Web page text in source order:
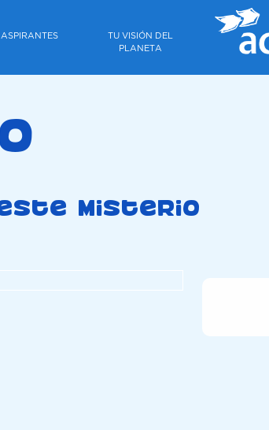
ASPIRANTES
TU VISIÓN DEL
PLANETA
misterio